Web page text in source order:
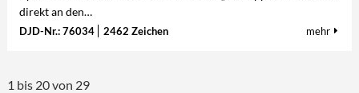
direkt an den…
DJD-Nr.: 76034 2462 Zeichen mehr
1 bis 20 von 29